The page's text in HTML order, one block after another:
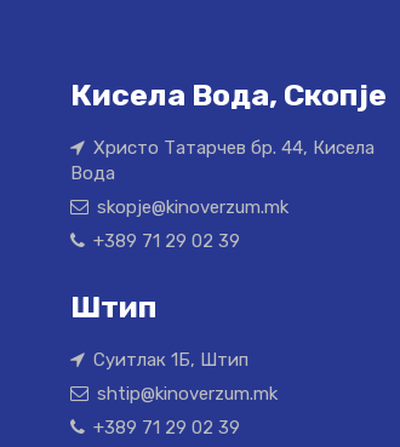
Кисела Вода, Скопје
Христо Татарчев бр. 44, Кисела
Вода
skopje@kinoverzum.mk
+389 71 29 02 39
Штип
Суитлак 1Б, Штип
shtip@kinoverzum.mk
+389 71 29 02 39